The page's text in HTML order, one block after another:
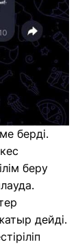
берді.
беру
дейді.